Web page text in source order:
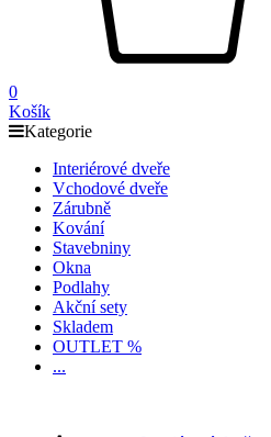
0
Košík
Kategorie
Interiérové dveře
Vchodové dveře
Zárubně
Kování
Stavebniny
Okna
Podlahy
Akční sety
Skladem
OUTLET %
...